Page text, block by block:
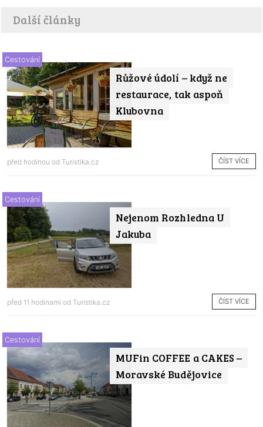
Další články
Růžové údolí – když ne
restaurace, tak aspoň
Klubovna
Cestování
před hodinou od Turistika.cz ČÍST VÍCE
Nejenom Rozhledna U
Jakuba
Cestování
před 11 hodinami od Turistika.cz ČÍST VÍCE
MUFin COFFEE a CAKES –
Moravské Budějovice
Cestování